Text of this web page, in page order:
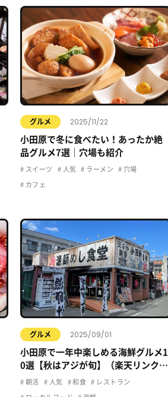
グルメ 2025/11/22
小田原で冬に食べたい！あったか絶
品グルメ7選｜穴場も紹介
スイーツ 人気 ラーメン 穴場
カフェ
グルメ 2025/09/01
小田原で一年中楽しめる海鮮グルメ1
0選【秋はアジが旬】（楽天リンク＆
関連記事付き）
朝活 人気 和食 レストラン